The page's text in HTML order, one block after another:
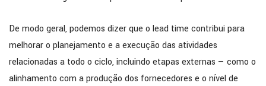
De modo geral, podemos dizer que o lead time contribui para
melhorar o planejamento e a execução das atividades
relacionadas a todo o ciclo, incluindo etapas externas — como o
alinhamento com a produção dos fornecedores e o nível de